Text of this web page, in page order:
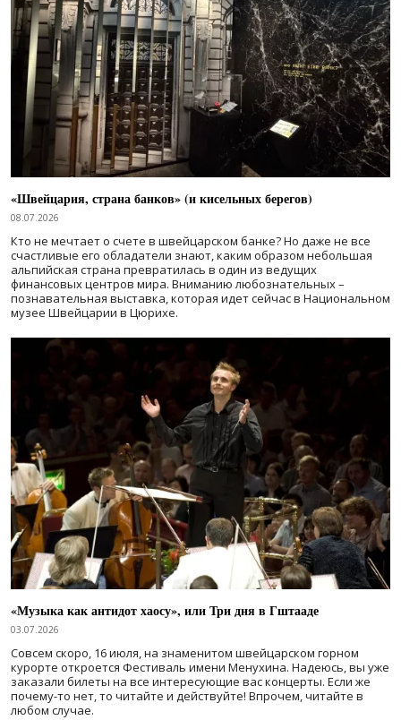
«Швейцария, страна банков» (и кисельных берегов)
08.07.2026
Кто не мечтает о счете в швейцарском банке? Но даже не все
счастливые его обладатели знают, каким образом небольшая
альпийская страна превратилась в один из ведущих
финансовых центров мира. Вниманию любознательных –
познавательная выставка, которая идет сейчас в Национальном
музее Швейцарии в Цюрихе.
«Музыка как антидот хаосу», или Три дня в Гштааде
03.07.2026
Совсем скоро, 16 июля, на знаменитом швейцарском горном
курорте откроется Фестиваль имени Менухина. Надеюсь, вы уже
заказали билеты на все интересующие вас концерты. Если же
почему-то нет, то читайте и действуйте! Впрочем, читайте в
любом случае.